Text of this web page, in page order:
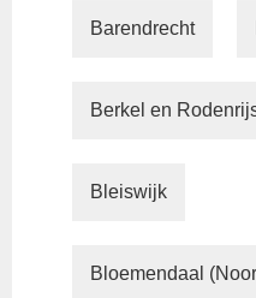
Barendrecht
Berkel en
Bleiswijk
Bloemendaal